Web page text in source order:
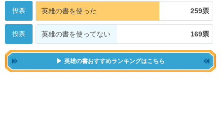
投票 英雄の書を使った 259票
投票 英雄の書を使ってない 169票
英雄の書おすすめランキングはこちら